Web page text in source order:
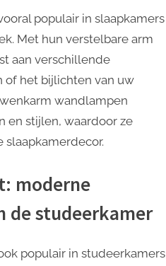
populair in slaapkamers
Met hun verstelbare arm
aan verschillende
of het bijlichten van uw
wandlampen
en stijlen, waardoor ze
slaapkamerdecor.
moderne
de studeerkamer
populair in studeerkamers